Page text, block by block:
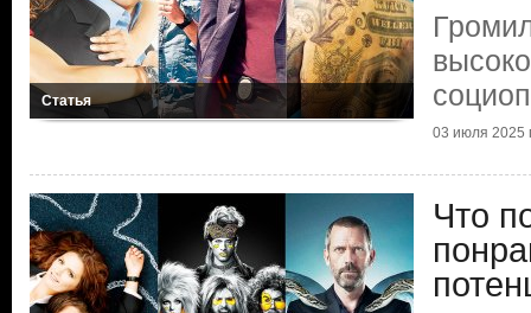
Статья
03 июля 2025
Что